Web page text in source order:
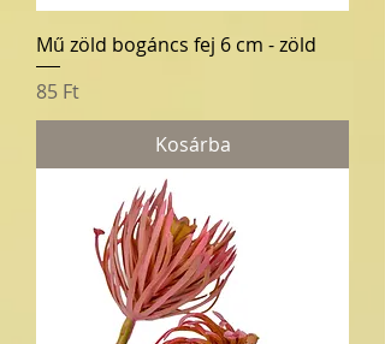
Mű zöld bogáncs fej 6 cm - zöld
Ár
85 Ft
Kosárba